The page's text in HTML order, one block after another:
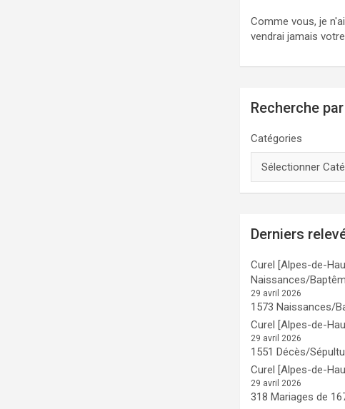
Comme vous, je
vendrai jamais
Recherche
Catégories
Derniers
Curel [Alpes-de-
Naissances/
29 avril 2026
1573 Naissances/
Curel [Alpes-de-
29 avril 2026
1551 Décès/
Curel [Alpes-de-
29 avril 2026
318 Mariages de